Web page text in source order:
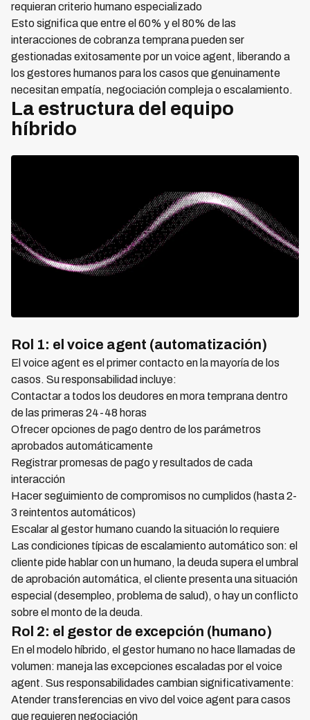
requieran criterio humano especializado
Esto significa que entre el 60% y el 80% de las
interacciones de cobranza temprana pueden ser
gestionadas exitosamente por un voice agent, liberando a
los gestores humanos para los casos que genuinamente
necesitan empatía, negociación compleja o escalamiento.
La estructura del equipo
híbrido
Rol 1: el voice agent (automatización)
El voice agent es el primer contacto en la mayoría de los
casos. Su responsabilidad incluye:
Contactar a todos los deudores en mora temprana dentro
de las primeras 24-48 horas
Ofrecer opciones de pago dentro de los parámetros
aprobados automáticamente
Registrar promesas de pago y resultados de cada
interacción
Hacer seguimiento de compromisos no cumplidos (hasta 2-
3 reintentos automáticos)
Escalar al gestor humano cuando la situación lo requiere
Las condiciones típicas de escalamiento automático son: el
cliente pide hablar con un humano, la deuda supera el umbral
de aprobación automática, el cliente presenta una situación
especial (desempleo, problema de salud), o hay un conflicto
sobre el monto de la deuda.
Rol 2: el gestor de excepción (humano)
En el modelo híbrido, el gestor humano no hace llamadas de
volumen: maneja las excepciones escaladas por el voice
agent. Sus responsabilidades cambian significativamente:
Atender transferencias en vivo del voice agent para casos
que requieren negociación